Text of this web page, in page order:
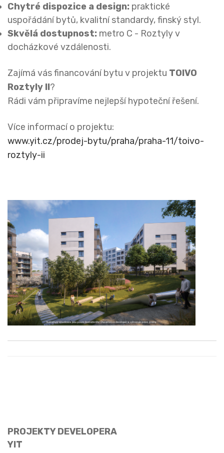
Chytré dispozice a design: praktické
uspořádání bytů, kvalitní standardy, finský styl.
Skvělá dostupnost: metro C - Roztyly v
docházkové vzdálenosti.
Zajímá vás financování bytu v projektu TOIVO
Roztyly II?
Rádi vám připravíme nejlepší hypoteční řešení.
Více informací o projektu:
www.yit.cz/prodej-bytu/praha/praha-11/toivo-
roztyly-ii
PROJEKTY DEVELOPERA
YIT